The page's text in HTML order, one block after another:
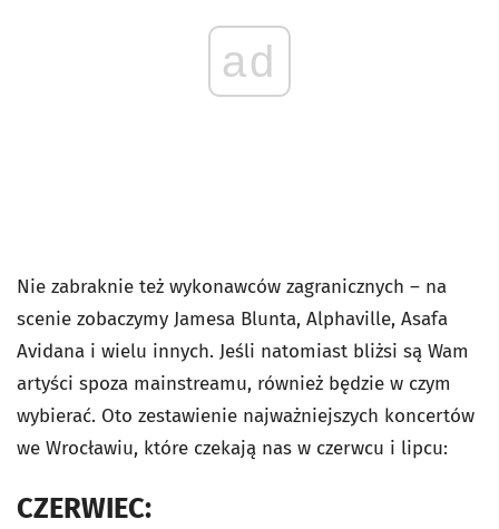
ad
Nie zabraknie też wykonawców zagranicznych – na
scenie zobaczymy Jamesa Blunta, Alphaville, Asafa
Avidana i wielu innych. Jeśli natomiast bliżsi są Wam
artyści spoza mainstreamu, również będzie w czym
wybierać. Oto zestawienie najważniejszych koncertów
we Wrocławiu, które czekają nas w czerwcu i lipcu:
CZERWIEC: